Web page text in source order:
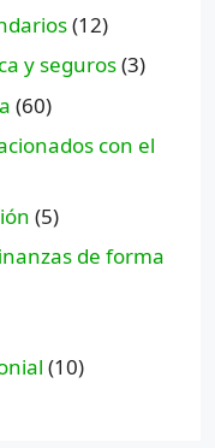
(12)
y seguros(3)
(60)
con el
(5)
de forma
(10)